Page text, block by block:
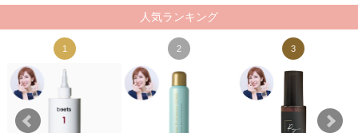
人気ランキング
1 2 3